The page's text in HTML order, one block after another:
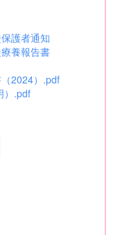
護者通知
養報告書
2024）.pdf
）.pdf